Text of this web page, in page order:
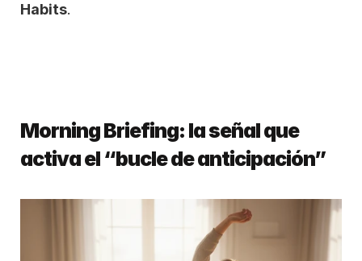
Habits.
Morning Briefing: la señal que
activa el “bucle de anticipación”